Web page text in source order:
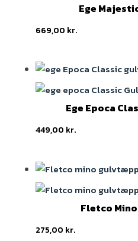
Ege
669,00 kr.
Ege Epoca
449,00 kr.
Fletco
275,00 kr.